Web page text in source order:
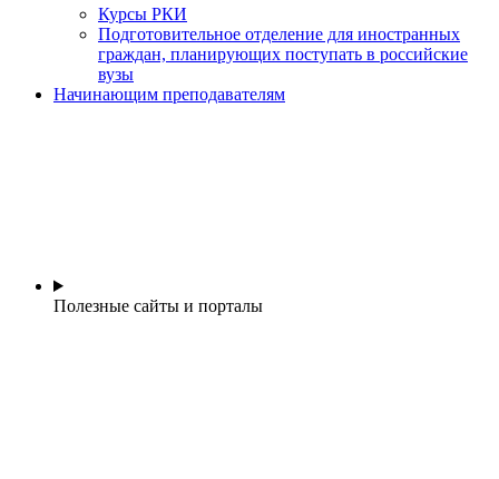
Курсы РКИ
Подготовительное отделение для иностранных
граждан, планирующих поступать в российские
вузы
Начинающим преподавателям
Полезные сайты и порталы